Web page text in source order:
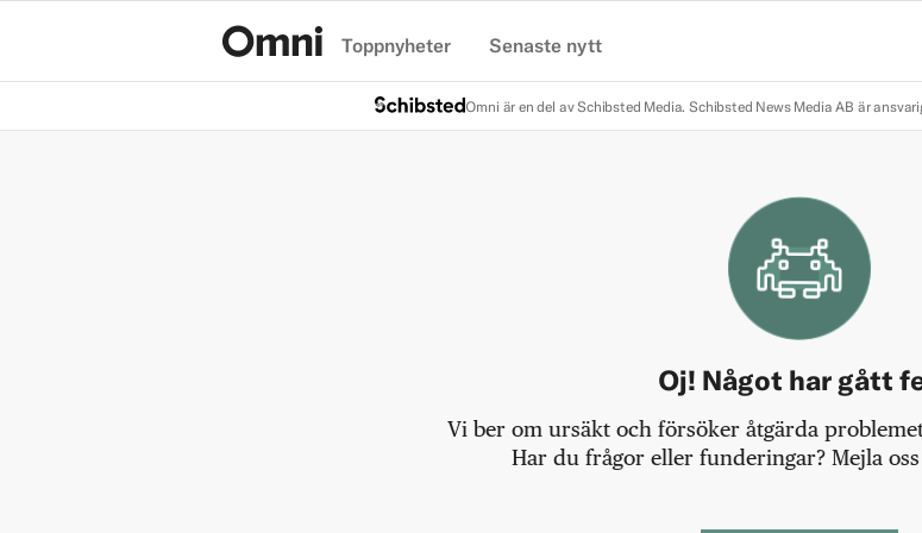
Toppnyheter Senaste nytt
Omni är en del av Schibsted Media. Schibsted News Media AB är
Oj! Något har gått
Vi ber om ursäkt och försöker åtgärda
Har du frågor eller funderingar? Mejla